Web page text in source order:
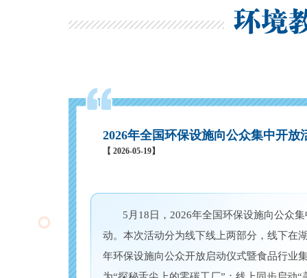
万物共生皆诗意，万千飞鸟绘江城。武
局长柯艳山发布2025年鸟类监测年报，进一
2026年全国环保设施向公众集中开放
【 2026-05-19】
5月18日，2026年全国环保设施向公众
动。本次活动分为线下线上两部分，线下在
年环保设施向公众开放启动仪式暨食品行业